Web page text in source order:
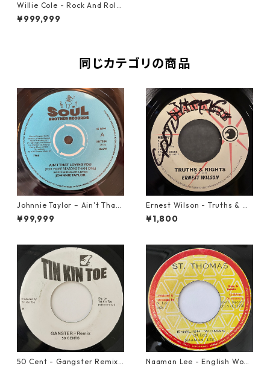
Willie Cole - Rock And Roll
Come To Trinidad【7-2075
3】
¥999,999
同じカテゴリの商品
Johnnie Taylor – Ain't That
Loving You【7-21684】
¥99,999
Ernest Wilson - Truths & Ri
ghts【7-21652】
¥1,800
50 Cent - Gangster Remix
Naaman Lee - English Wom